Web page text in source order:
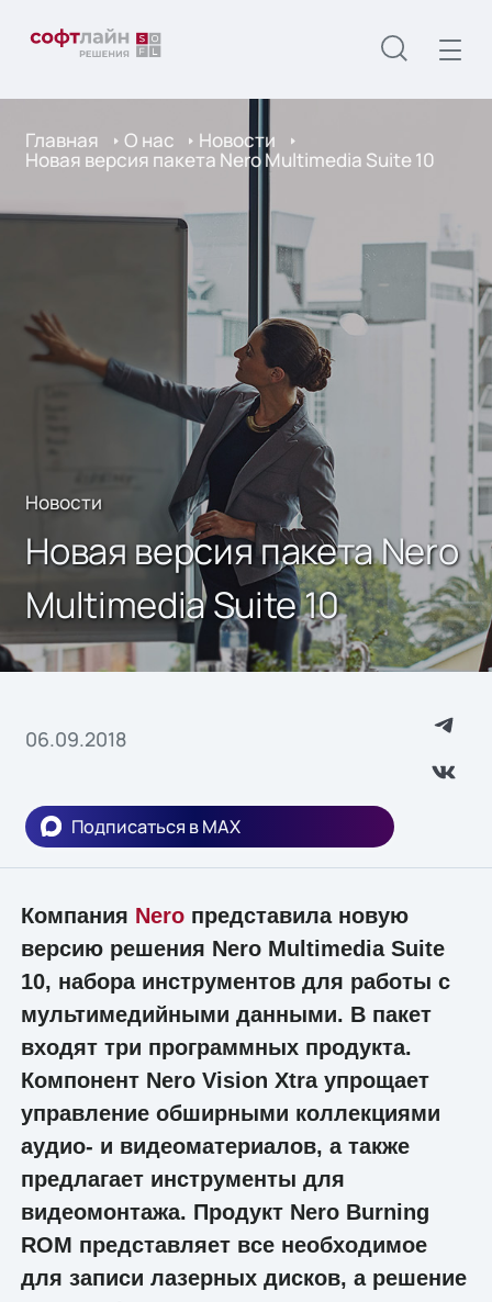
Главная О нас Новости
Новая версия пакета Nero Multimedia Suite 10
Новости
Новая версия пакета Nero
Multimedia Suite 10
06.09.2018
Подписаться в MAX
Компания Neroпредставила новую
версию решения Nero Multimedia Suite
10, набора инструментов для работы с
мультимедийными данными. В пакет
входят три программных продукта.
Компонент Nero Vision Xtra упрощает
управление обширными коллекциями
аудио- и видеоматериалов, а также
предлагает инструменты для
видеомонтажа. Продукт Nero Burning
ROM представляет все необходимое
для записи лазерных дисков, а решение